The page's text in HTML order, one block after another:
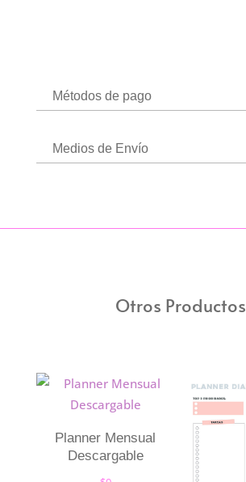
Métodos de pago
Medios de Envío
Otros Productos
Planner Mensual
Descargable